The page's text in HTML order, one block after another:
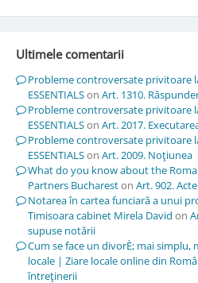
Ultimele comentarii
Probleme controversate privitoare
ESSENTIALSon Art. 1310.
Probleme controversate privitoare
ESSENTIALSon Art. 2017.
Probleme controversate privitoare
ESSENTIALSon Art. 2009. Noţiunea
What do you know about the
Partners Buchareston Art. 902.
Notarea în cartea funciară a unui
Timisoara cabinet Mirela David on
supuse notării
Cum se face un divorÈ; mai simplu,
locale | Ziare locale online din
întreţinerii